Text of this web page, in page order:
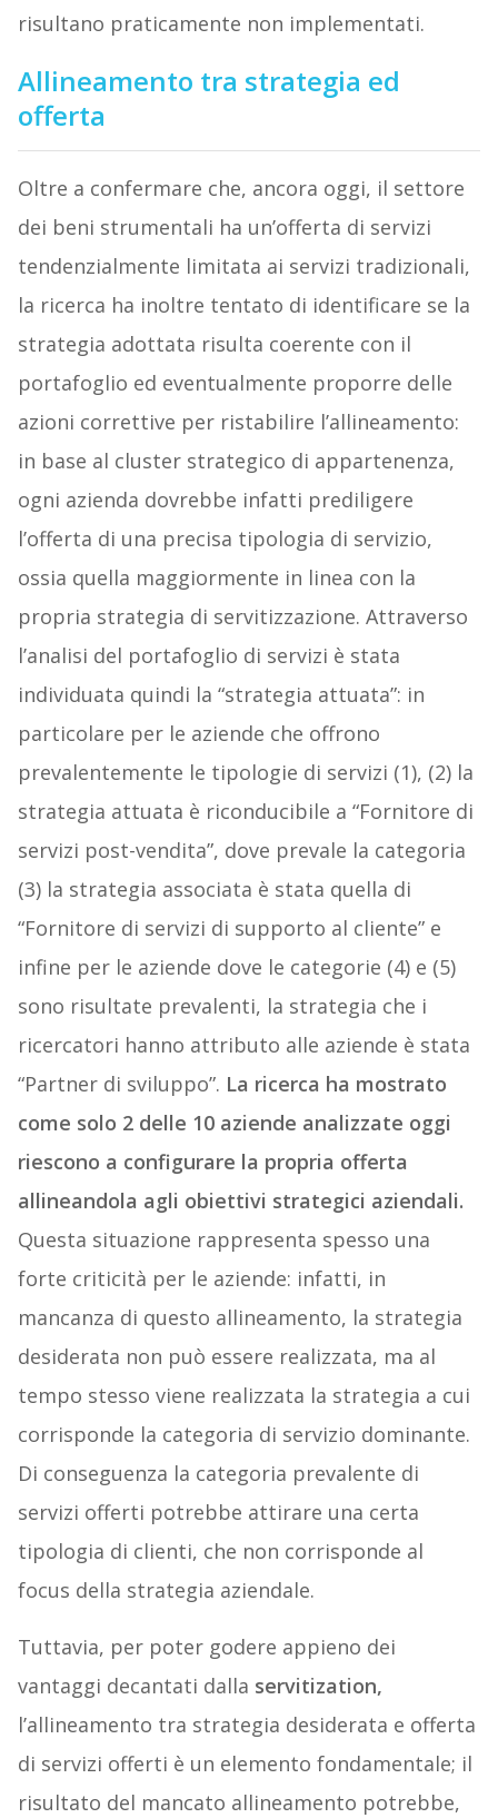
risultano praticamente non implementati.
Allineamento tra strategia ed
offerta
Oltre a confermare che, ancora oggi, il settore
dei beni strumentali ha un’offerta di servizi
tendenzialmente limitata ai servizi tradizionali,
la ricerca ha inoltre tentato di identificare se la
strategia adottata risulta coerente con il
portafoglio ed eventualmente proporre delle
azioni correttive per ristabilire l’allineamento:
in base al cluster strategico di appartenenza,
ogni azienda dovrebbe infatti prediligere
l’offerta di una precisa tipologia di servizio,
ossia quella maggiormente in linea con la
propria strategia di servitizzazione. Attraverso
l’analisi del portafoglio di servizi è stata
individuata quindi la “strategia attuata”: in
particolare per le aziende che offrono
prevalentemente le tipologie di servizi (1), (2) la
strategia attuata è riconducibile a “Fornitore di
servizi post-vendita”, dove prevale la categoria
(3) la strategia associata è stata quella di
“Fornitore di servizi di supporto al cliente” e
infine per le aziende dove le categorie (4) e (5)
sono risultate prevalenti, la strategia che i
ricercatori hanno attributo alle aziende è stata
“Partner di sviluppo”. La ricerca ha mostrato
come solo 2 delle 10 aziende analizzate oggi
riescono a configurare la propria offerta
allineandola agli obiettivi strategici aziendali.
Questa situazione rappresenta spesso una
forte criticità per le aziende: infatti, in
mancanza di questo allineamento, la strategia
desiderata non può essere realizzata, ma al
tempo stesso viene realizzata la strategia a cui
corrisponde la categoria di servizio dominante.
Di conseguenza la categoria prevalente di
servizi offerti potrebbe attirare una certa
tipologia di clienti, che non corrisponde al
focus della strategia aziendale.
Tuttavia, per poter godere appieno dei
vantaggi decantati dalla servitization,
l’allineamento tra strategia desiderata e offerta
di servizi offerti è un elemento fondamentale; il
risultato del mancato allineamento potrebbe,